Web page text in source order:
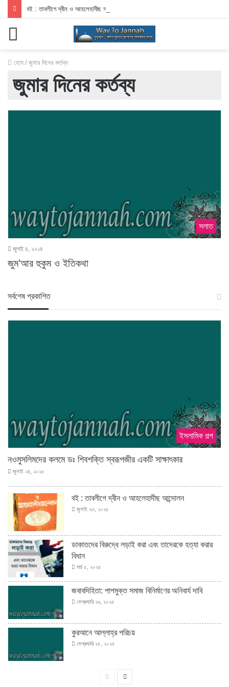
বই : তাবলীগে দ্বীন ও আহলেহাদীছ আন্দোলন
হোম / জুমার দিনের কর্তব্য
জুমার দিনের কর্তব্য
সলাত
জুলাই ৪, ২০১৪
জুম’আর হুকুম ও ইতিকথা
স‍র্বশেষ প্রকাশিত
ইসলামিক গল্প
নওমুসলিমদের কলমে ডঃ শিবশক্তি স্বরূপজীর একটি সাক্ষাৎকার
জুলাই ২৪, ২০২৫
বই : তাবলীগে দ্বীন ও আহলেহাদীছ আন্দোলন
জুলাই ২৩, ২০২৫
ডাকাতদের বিরুদ্ধে লড়াই করা এবং তাদেরকে হত্যা করার
বিধান
মার্চ ৫, ২০২৫
জবাবদিহিতা: পাপমুক্ত সমাজ বিনির্মাণের অনিবার্য দাবি
ফেব্রুয়ারি ২৬, ২০২৫
কুরআনে আল্লাহ্‌র পরিচয়
ফেব্রুয়ারি ২৫, ২০২৫
পূর্বের পরবর্তী